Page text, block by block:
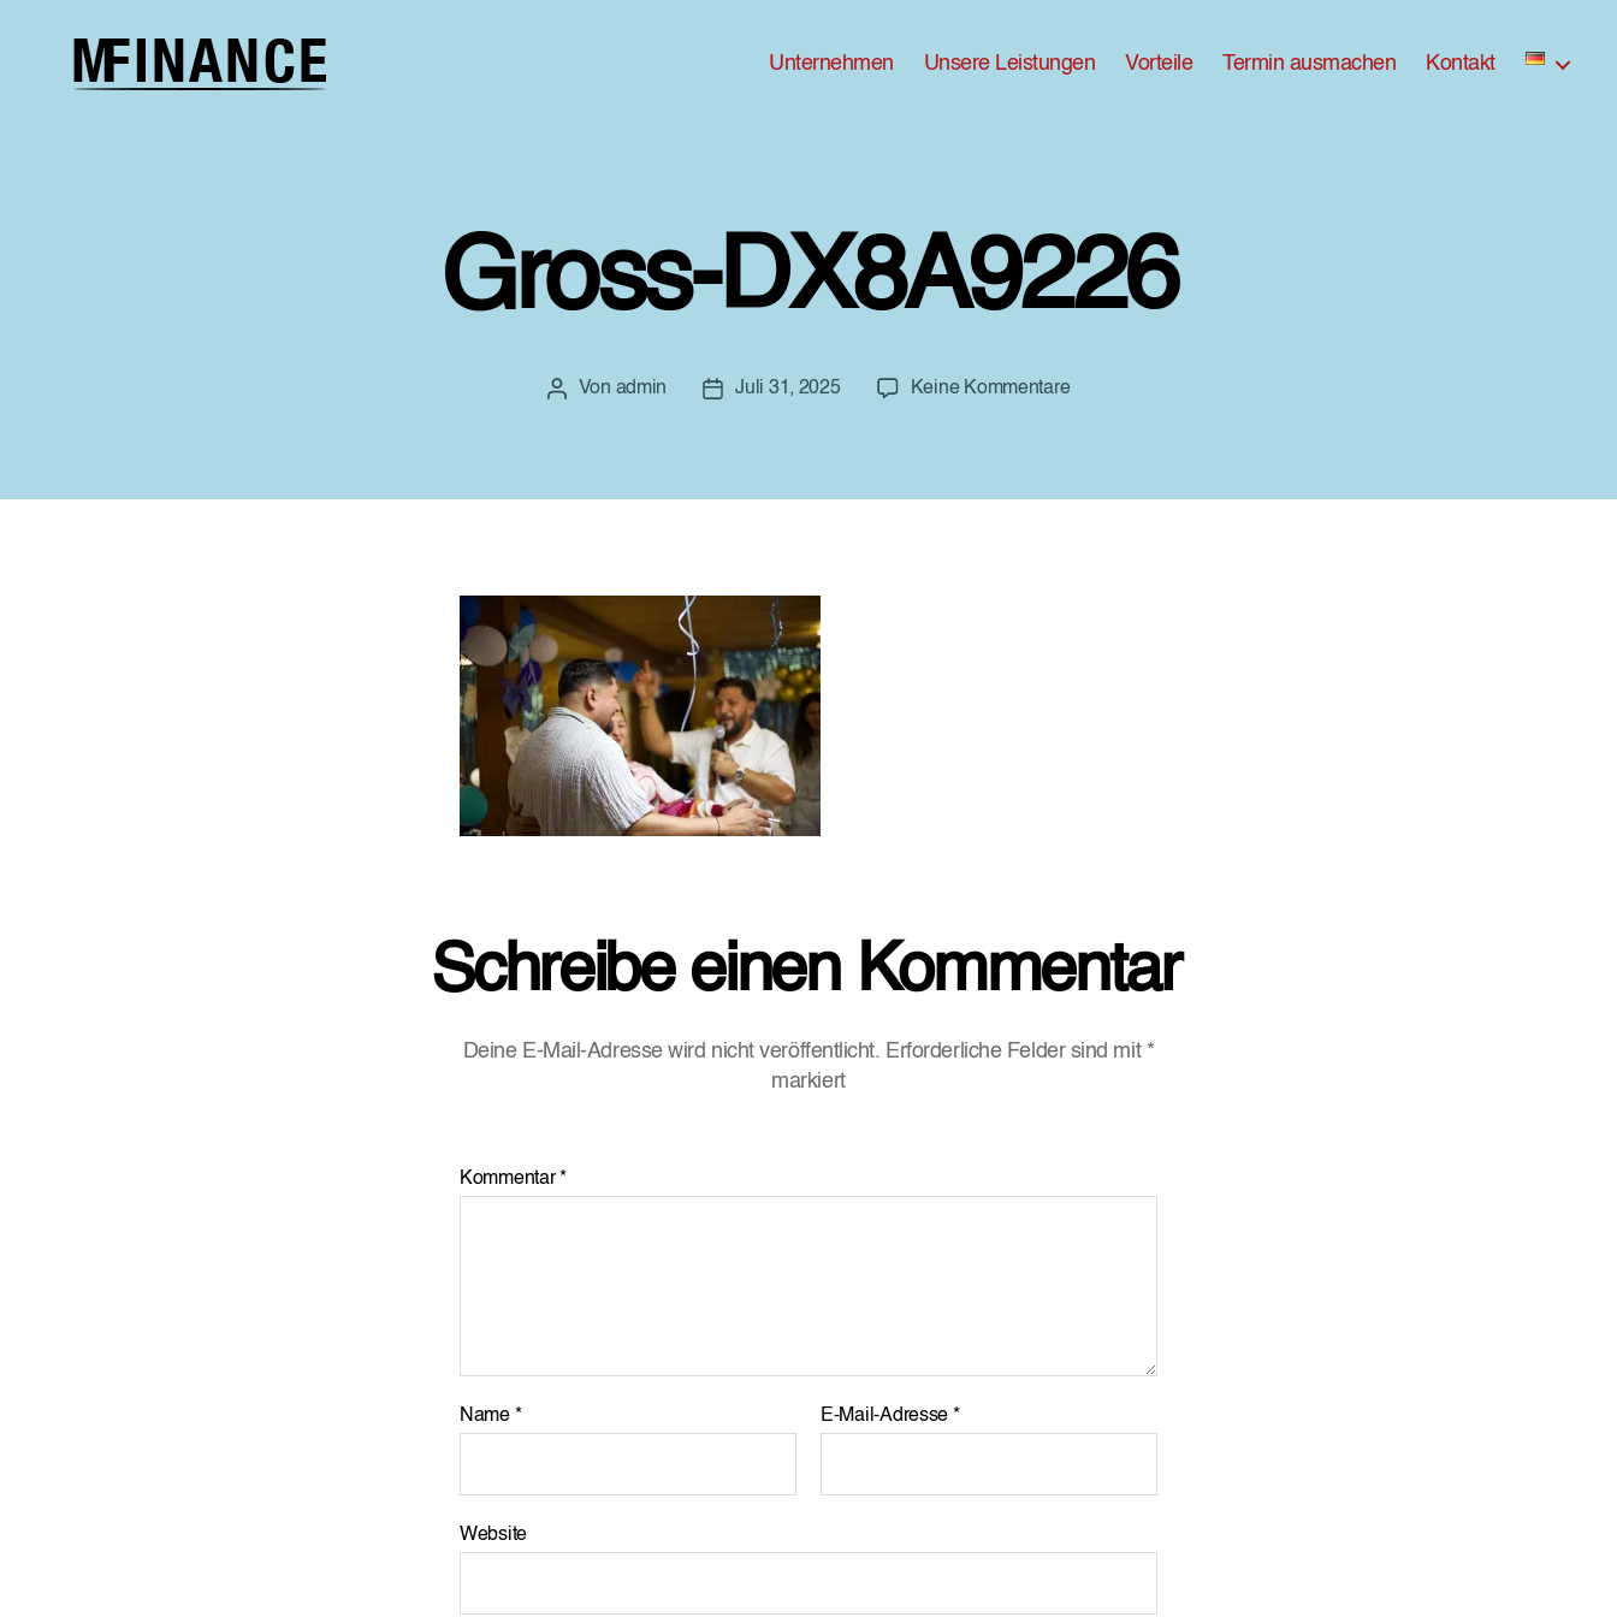
Unternehmen Unsere Leistungen Vorteile Termin ausmachen Kontakt
Gross-DX8A9226
Beitragsautor
Von admin Beitragsdatum
Juli 31, 2025 Keine Kommentarezu
Schreibe einen Kommentar
Deine E-Mail-Adresse wird nicht veröffentlicht. Erforderliche Felder sind mit *
markiert
Kommentar*
Name * E-Mail-Adresse *
Website